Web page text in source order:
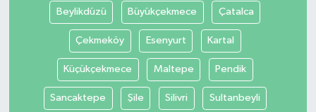
Beylikdüzü Büyükçekmece Çatalca
Çekmeköy Esenyurt Kartal
Küçükçekmece Maltepe Pendik
Sancaktepe Şile Silivri Sultanbeyli